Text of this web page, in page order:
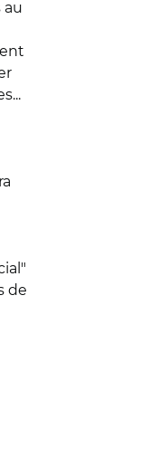
au
de